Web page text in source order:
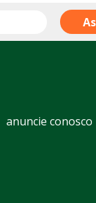
anuncie conosco